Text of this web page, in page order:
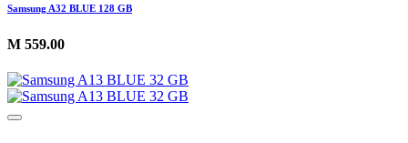
Samsung A32 BLUE 128 GB
M 559.00